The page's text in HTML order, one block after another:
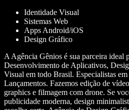
Identidade Visual
Sistemas Web
Apps Android/iOS
Design Gráfico
A Agência Gênios é sua parceira ideal
Desenvolvimento de Aplicativos,
Visual em todo Brasil. Especialistas
Lançamentos. Fazemos edição de
graphics e filmagem com drone. Se
publicidade moderna, design